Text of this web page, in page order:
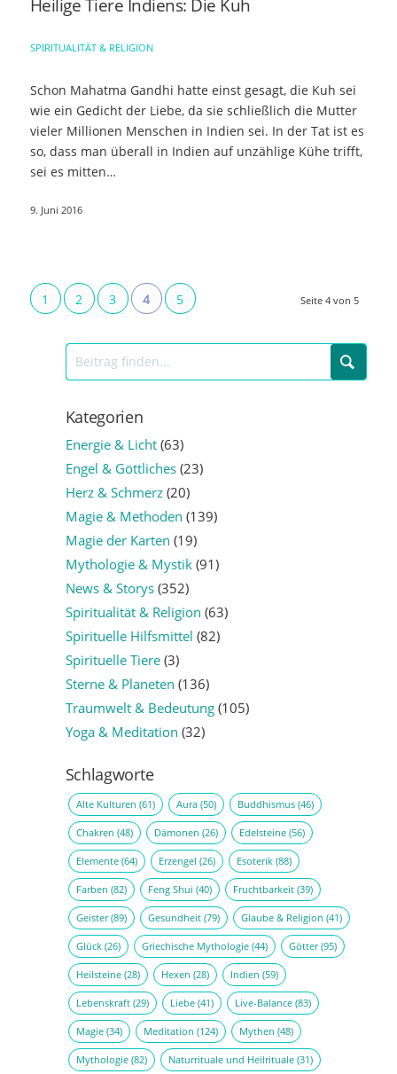
Heilige Tiere Indiens: Die Kuh
SPIRITUALITÄT & RELIGION
Schon Mahatma Gandhi hatte einst gesagt, die Kuh sei
wie ein Gedicht der Liebe, da sie schließlich die Mutter
vieler Millionen Menschen in Indien sei. In der Tat ist es
so, dass man überall in Indien auf unzählige Kühe trifft,
sei es mitten…
9. Juni 2016
Seite 4 von 5
1 2 3 4 5
Kategorien
Energie & Licht(63)
Engel & Göttliches(23)
Herz & Schmerz(20)
Magie & Methoden (139)
Magie der Karten (19)
Mythologie & Mystik(91)
News & Storys(352)
Spiritualität & Religion (63)
Spirituelle Hilfsmittel (82)
Spirituelle Tiere(3)
Sterne & Planeten (136)
Traumwelt & Bedeutung(105)
Yoga & Meditation (32)
Schlagworte
Alte Kulturen (61) Aura(50) Buddhismus(46)
Chakren (48) Dämonen (26) Edelsteine(56)
Elemente(64) Erzengel (26) Esoterik(88)
Farben (82) Feng Shui (40) Fruchtbarkeit(39)
Geister(89) Gesundheit(79) Glaube & Religion (41)
Glück(26) Griechische Mythologie(44) Götter(95)
Heilsteine(28) Hexen (28) Indien (59)
Lebenskraft(29) Liebe(41) Live-Balance(83)
Magie(34) Meditation (124) Mythen (48)
Mythologie(82) Naturrituale und Heilrituale(31)